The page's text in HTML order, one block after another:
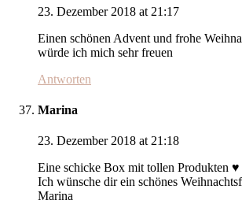
23. Dezember 2018 at 21:17
Einen schönen Advent und frohe
würde ich mich sehr freuen
Antworten
Marina
23. Dezember 2018 at 21:18
Eine schicke Box mit tollen Produkten ♥️
Ich wünsche dir ein schönes
Marina